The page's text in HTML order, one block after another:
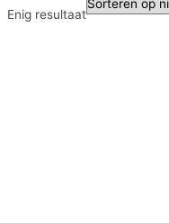
Enig resultaat